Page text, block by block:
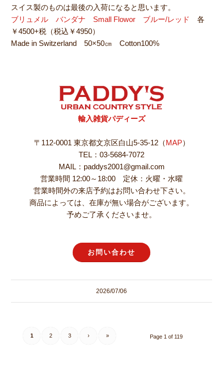
スイス製のものは最後の入荷になると思います。
ブリュメル バンダナ Small Flowor ブルー/レッド
各
￥4500+税（税込￥4950）
Made in Switzerland 50×50㎝ Cotton100%
輸入雑貨パディーズ
〒112-0001 東京都文京区白山5-35-12（MAP）
TEL：03-5684-7072
MAIL：paddys2001@gmail.com
営業時間 12:00～18:00 定休：火曜・水曜
営業時間外の来店予約はお問い合わせ下さい。
商品によっては、在庫が無い場合がございます。
予めご了承くださいませ。
お問い合わせ
2026/07/06
Page 1 of 119
1 2 3 › »